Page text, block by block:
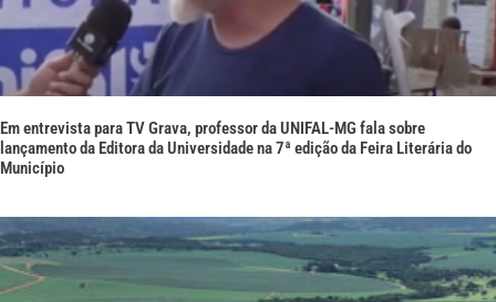
Em entrevista para TV Grava, professor da UNIFAL-MG fala sobre
lançamento da Editora da Universidade na 7ª edição da Feira Literária do
Município